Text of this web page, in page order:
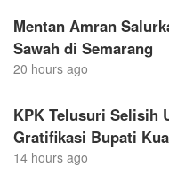
Mentan Amran
Sawah di Semarang
20 hours ago
KPK Telusuri Selisih
Gratifikasi Bupati
14 hours ago